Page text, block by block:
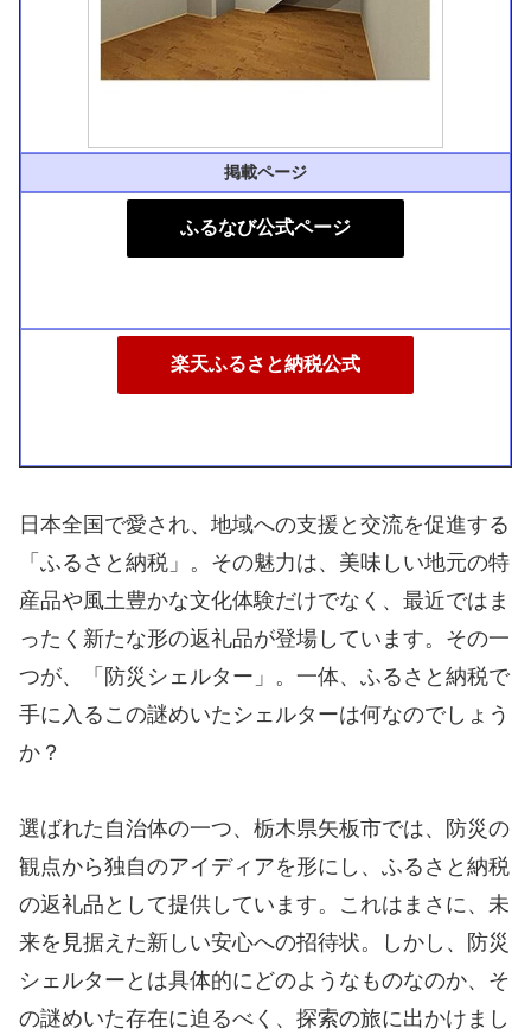
掲載ページ
ふるなび公式ページ
楽天ふるさと納税公式
日本全国で愛され、地域への支援と交流を促進する
「ふるさと納税」。その魅力は、美味しい地元の特
産品や風土豊かな文化体験だけでなく、最近ではま
ったく新たな形の返礼品が登場しています。その一
つが、「防災シェルター」。一体、ふるさと納税で
手に入るこの謎めいたシェルターは何なのでしょう
か？
選ばれた自治体の一つ、栃木県矢板市では、防災の
観点から独自のアイディアを形にし、ふるさと納税
の返礼品として提供しています。これはまさに、未
来を見据えた新しい安心への招待状。しかし、防災
シェルターとは具体的にどのようなものなのか、そ
の謎めいた存在に迫るべく、探索の旅に出かけまし